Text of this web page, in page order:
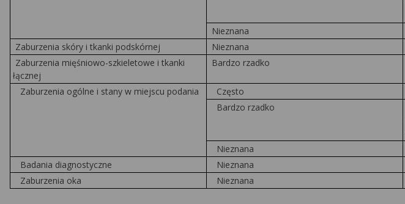
Nieznana
Zaburzenia skóry i tkanki podskórnej
Nieznana
Zaburzenia mięśniowo-szkieletowe i tkanki
łącznej
Bardzo rzadko
Zaburzenia ogólne i stany w miejscu podania Często
Bardzo rzadko
Nieznana
Badania diagnostyczne
Nieznana
Zaburzenia oka
Nieznana